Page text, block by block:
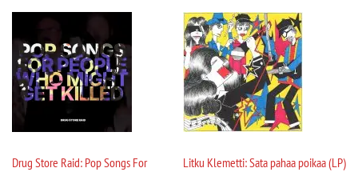
Drug Store Raid: Pop Songs For
Litku Klemetti: Sata pahaa poikaa (LP)